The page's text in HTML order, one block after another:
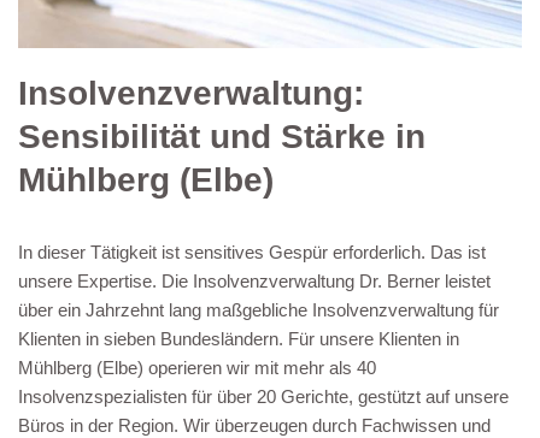
Insolvenzverwaltung:
Sensibilität und Stärke in
Mühlberg (Elbe)
In dieser Tätigkeit ist sensitives Gespür erforderlich. Das ist
unsere Expertise. Die Insolvenzverwaltung Dr. Berner leistet
über ein Jahrzehnt lang maßgebliche Insolvenzverwaltung für
Klienten in sieben Bundesländern. Für unsere Klienten in
Mühlberg (Elbe) operieren wir mit mehr als 40
Insolvenzspezialisten für über 20 Gerichte, gestützt auf unsere
Büros in der Region. Wir überzeugen durch Fachwissen und